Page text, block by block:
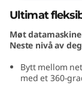
A
M
D
Ultimat
Møt
Neste nivå av
Bytt mellom
med et 360-